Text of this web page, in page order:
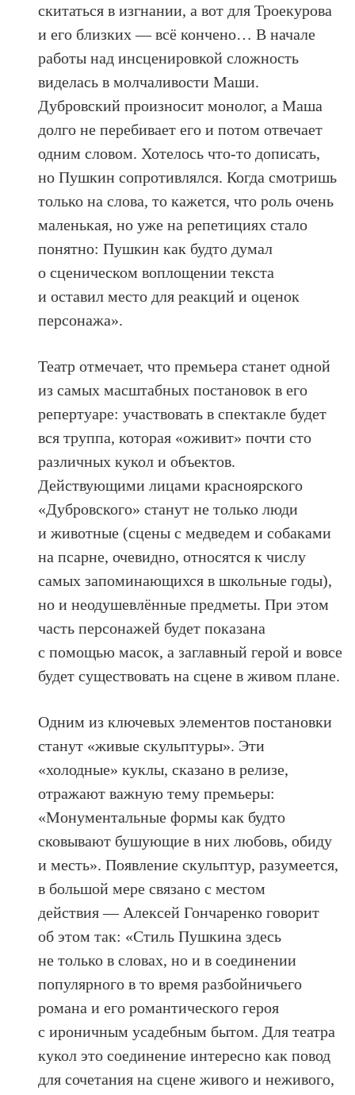
скитаться в изгнании, а вот для Троекурова
и его близких — всё кончено… В начале
работы над инсценировкой сложность
виделась в молчаливости Маши.
Дубровский произносит монолог, а Маша
долго не перебивает его и потом отвечает
одним словом. Хотелось что-то дописать,
но Пушкин сопротивлялся. Когда смотришь
только на слова, то кажется, что роль очень
маленькая, но уже на репетициях стало
понятно: Пушкин как будто думал
о сценическом воплощении текста
и оставил место для реакций и оценок
персонажа».
Театр отмечает, что премьера станет одной
из самых масштабных постановок в его
репертуаре: участвовать в спектакле будет
вся труппа, которая «оживит» почти сто
различных кукол и объектов.
Действующими лицами красноярского
«Дубровского» станут не только люди
и животные (сцены с медведем и собаками
на псарне, очевидно, относятся к числу
самых запоминающихся в школьные годы),
но и неодушевлённые предметы. При этом
часть персонажей будет показана
с помощью масок, а заглавный герой и вовсе
будет существовать на сцене в живом плане.
Одним из ключевых элементов постановки
станут «живые скульптуры». Эти
«холодные» куклы, сказано в релизе,
отражают важную тему премьеры:
«Монументальные формы как будто
сковывают бушующие в них любовь, обиду
и месть». Появление скульптур, разумеется,
в большой мере связано с местом
действия — Алексей Гончаренко говорит
об этом так: «Стиль Пушкина здесь
не только в словах, но и в соединении
популярного в то время разбойничьего
романа и его романтического героя
с ироничным усадебным бытом. Для театра
кукол это соединение интересно как повод
для сочетания на сцене живого и неживого,